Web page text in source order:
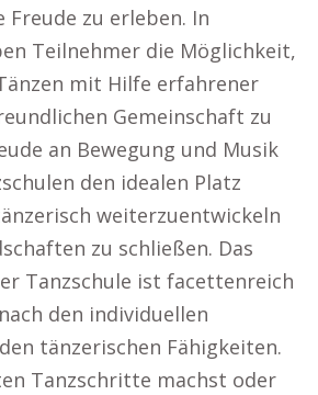
Freude zu erleben. In
Teilnehmer die Möglichkeit,
mit Hilfe erfahrener
Gemeinschaft zu
an Bewegung und Musik
den idealen Platz
weiterzuentwickeln
zu schließen. Das
Tanzschule ist facettenreich
den individuellen
tänzerischen Fähigkeiten.
Tanzschritte machst oder